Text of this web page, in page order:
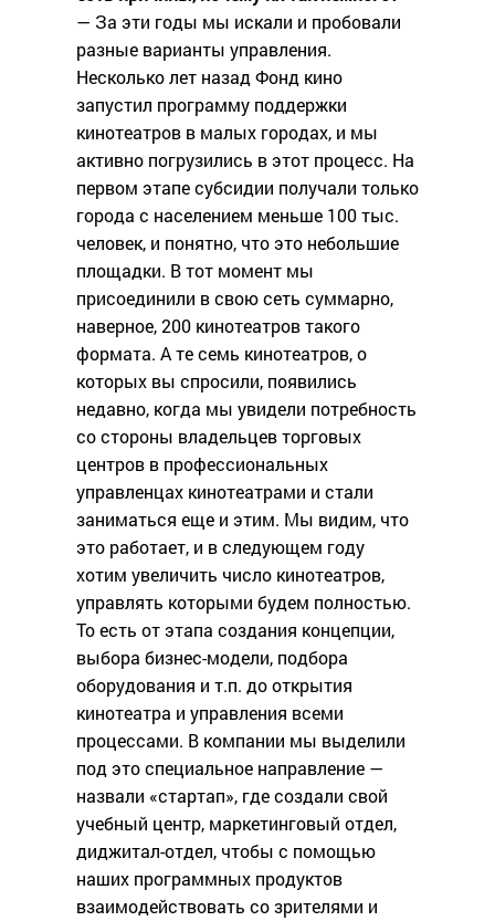
— За эти годы мы искали и пробовали
разные варианты управления.
Несколько лет назад Фонд кино
запустил программу поддержки
кинотеатров в малых городах, и мы
активно погрузились в этот процесс. На
первом этапе субсидии получали только
города с населением меньше 100 тыс.
человек, и понятно, что это небольшие
площадки. В тот момент мы
присоединили в свою сеть суммарно,
наверное, 200 кинотеатров такого
формата. А те семь кинотеатров, о
которых вы спросили, появились
недавно, когда мы увидели потребность
со стороны владельцев торговых
центров в профессиональных
управленцах кинотеатрами и стали
заниматься еще и этим. Мы видим, что
это работает, и в следующем году
хотим увеличить число кинотеатров,
управлять которыми будем полностью.
То есть от этапа создания концепции,
выбора бизнес-модели, подбора
оборудования и т.п. до открытия
кинотеатра и управления всеми
процессами. В компании мы выделили
под это специальное направление —
назвали «стартап», где создали свой
учебный центр, маркетинговый отдел,
диджитал-отдел, чтобы с помощью
наших программных продуктов
взаимодействовать со зрителями и